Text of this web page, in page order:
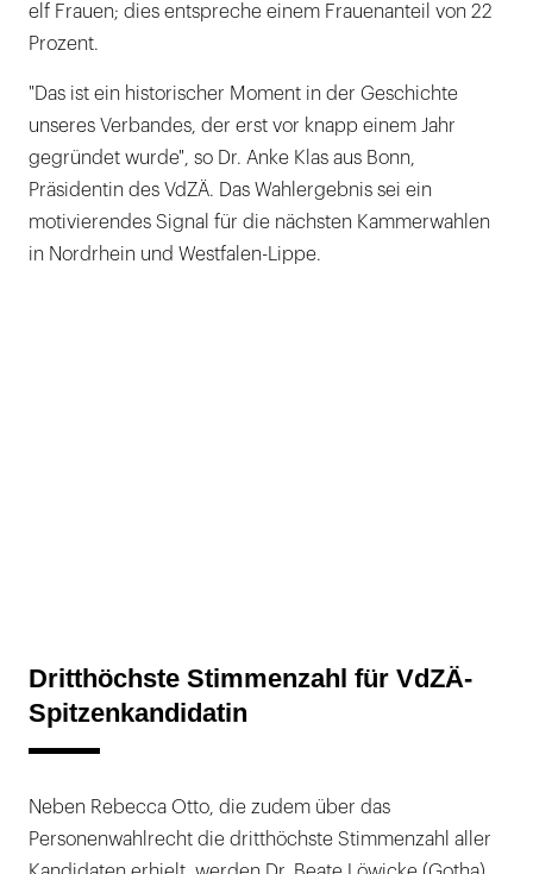
elf Frauen; dies entspreche einem Frauenanteil von 22
Prozent.
"Das ist ein historischer Moment in der Geschichte
unseres Verbandes, der erst vor knapp einem Jahr
gegründet wurde", so Dr. Anke Klas aus Bonn,
Präsidentin des VdZÄ. Das Wahlergebnis sei ein
motivierendes Signal für die nächsten Kammerwahlen
in Nordrhein und Westfalen-Lippe.
Dritthöchste Stimmenzahl für VdZÄ-
Spitzenkandidatin
Neben Rebecca Otto, die zudem über das
Personenwahlrecht die dritthöchste Stimmenzahl aller